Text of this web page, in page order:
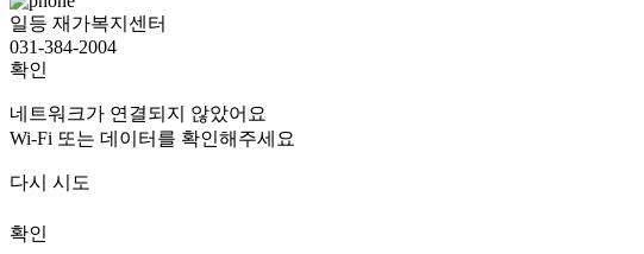
일등 재가복지센터
031-384-2004
확인
네트워크가 연결되지 않았어요
Wi-Fi 또는 데이터를 확인해주세요
다시 시도
확인